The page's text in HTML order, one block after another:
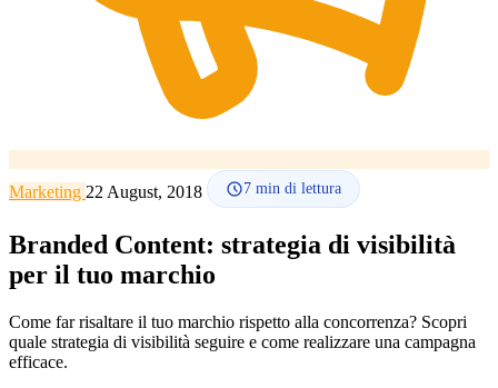
Marketing 22 August, 2018 7 min di lettura
Branded Content: strategia di visibilità
per il tuo marchio
Come far risaltare il tuo marchio rispetto alla concorrenza? Scopri
quale strategia di visibilità seguire e come realizzare una campagna
efficace.